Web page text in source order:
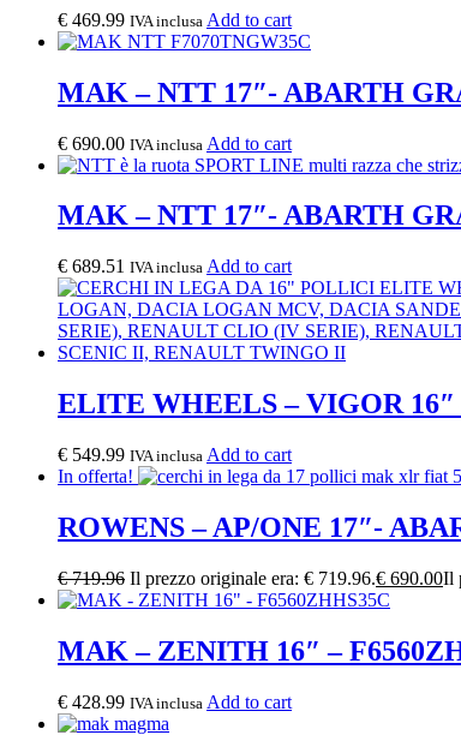
€ 469.99 IVA inclusa Add to cart
MAK – NTT 17″- ABARTH
€ 690.00 IVA inclusa Add to cart
MAK – NTT 17″- ABARTH
€ 689.51 IVA inclusa Add to cart
ELITE WHEELS – VIGOR
€ 549.99 IVA inclusa Add to cart
In offerta!
ROWENS – AP/ONE 17″-
€719.96 Il prezzo originale era: € 719.96.€ 690.00Il
MAK – ZENITH 16″ –
€ 428.99 IVA inclusa Add to cart